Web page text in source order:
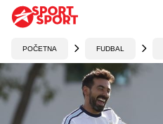
POČETNA FUDBAL